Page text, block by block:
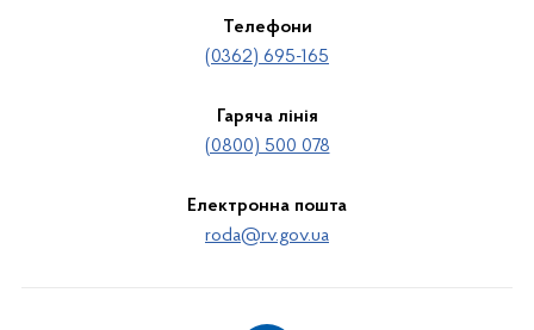
Телефони
(0362) 695-165
Гаряча лінія
(0800) 500 078
Електронна пошта
roda@rv.gov.ua